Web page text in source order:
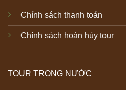
Chính sách thanh toán
Chính sách hoàn hủy tour
TOUR TRONG NƯỚC